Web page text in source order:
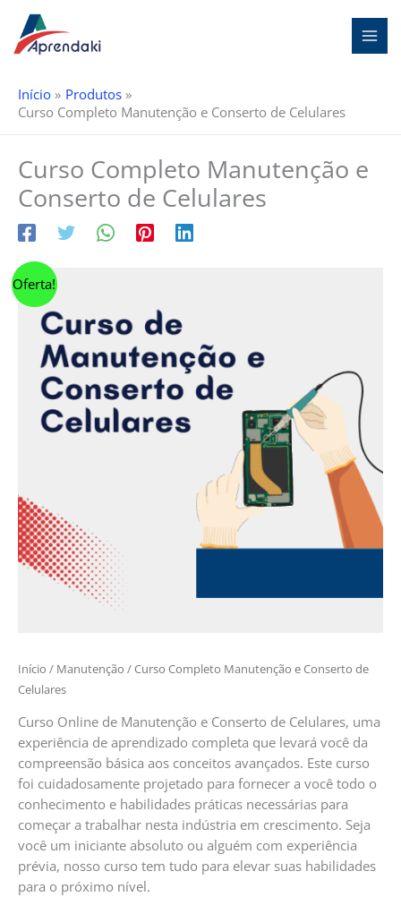
para
Início
Produtos
Curso Completo Manutenção e Conserto de Celulares
Curso Completo Manutenção e
Conserto de Celulares
Oferta!
Início / Manutenção / Curso Completo Manutenção e Conserto de
Celulares
Curso Online de Manutenção e Conserto de Celulares, uma
experiência de aprendizado completa que levará você da
compreensão básica aos conceitos avançados. Este curso
foi cuidadosamente projetado para fornecer a você todo o
conhecimento e habilidades práticas necessárias para
começar a trabalhar nesta indústria em crescimento. Seja
você um iniciante absoluto ou alguém com experiência
prévia, nosso curso tem tudo para elevar suas habilidades
para o próximo nível.
original
era:
R$ 497,00.
é:
R$ 297,00.